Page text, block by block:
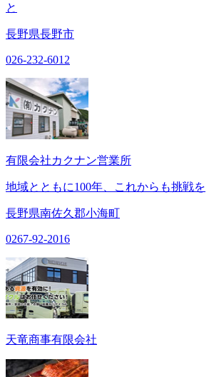
と
長野県長野市
026-232-6012
有限会社カクナン営業所
地域とともに100年、これからも挑戦を
長野県南佐久郡小海町
0267-92-2016
天竜商事有限会社